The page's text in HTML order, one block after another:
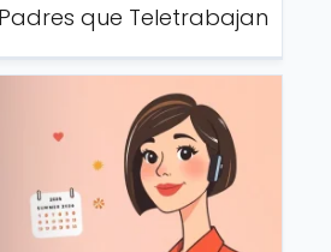
que Teletrabajan